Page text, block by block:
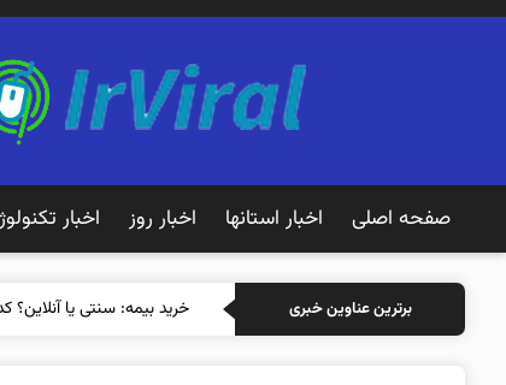
صفحه اصلی اخبار استانها اخبار روز اخبار
برترین عناوین خبری خرید بیمه: سنتی یا آنلاین؟